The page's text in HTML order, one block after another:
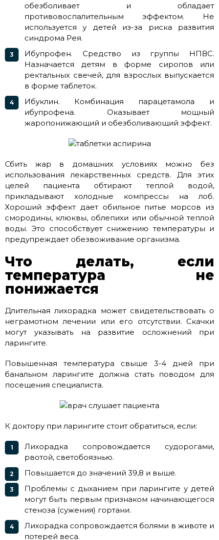
обезболивает и обладает
противовоспалительным эффектом. Не
используется у детей из-за риска развития
синдрома Рея.
Ибупрофен. Средство из группы НПВС.
Назначается детям в форме сиропов или
ректальных свечей, для взрослых выпускается
в форме таблеток.
Ибуклин. Комбинация парацетамола и
ибупрофена. Оказывает мощный
жаропонижающий и обезболивающий эффект.
Сбить жар в домашних условиях можно без
использования лекарственных средств. Для этих
целей пациента обтирают теплой водой,
прикладывают холодные компрессы на лоб.
Хороший эффект дает обильное питье морсов из
смородины, клюквы, облепихи или обычной теплой
воды. Это способствует снижению температуры и
предупреждает обезвоживание организма.
Что делать, если
температура не
понижается
Длительная лихорадка может свидетельствовать о
неграмотном лечении или его отсутствии. Скачки
могут указывать на развитие осложнений при
ларингите.
Повышенная температура свыше 3-4 дней при
банальном ларингите должна стать поводом для
посещения специалиста.
К доктору при ларингите стоит обратиться, если:
Лихорадка сопровождается судорогами,
рвотой, светобоязнью.
Повышается до значений 39,8 и выше.
Проблемы с дыханием при ларингите у детей
могут быть первым признаком начинающегося
стеноза (сужения) гортани.
Лихорадка сопровождается болями в животе и
потерей веса.